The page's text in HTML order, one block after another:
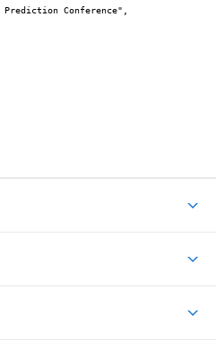
Prediction Conference",